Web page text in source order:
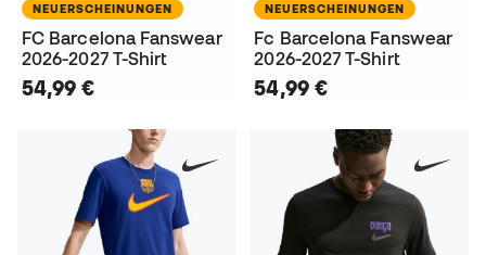
NEUERSCHEINUNGEN
FC Barcelona Fanswear
2026-2027 T-Shirt
54,99 €
NEUERSCHEINUNGEN
Fc Barcelona Fanswear
2026-2027 T-Shirt
54,99 €